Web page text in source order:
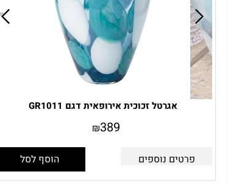
אגרטל זכוכית אירופאית דגם GR1011
₪389
פרטים נוספים הוסף לסל